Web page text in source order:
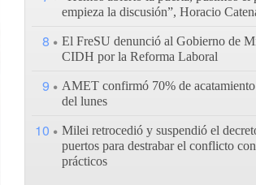
empieza la discusión”, Horacio
8
El FreSU denunció al Gobierno de
CIDH por la Reforma Laboral
9
AMET confirmó 70% de
del lunes
10
Milei retrocedió y suspendió el
puertos para destrabar el conflicto
prácticos